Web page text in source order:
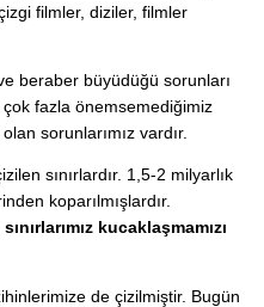
filmler, diziler, filmler
beraber büyüdüğü sorunları
fazla önemsemediğimiz
sorunlarımız vardır.
sınırlardır. 1,5-2 milyarlık
kucaklaşmamızı
de çizilmiştir. Bugün